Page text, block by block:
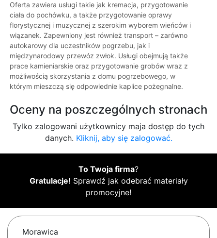
Oferta zawiera usługi takie jak kremacja, przygotowanie
ciała do pochówku, a także przygotowanie oprawy
florystycznej i muzycznej z szerokim wyborem wieńców i
wiązanek. Zapewniony jest również transport – zarówno
autokarowy dla uczestników pogrzebu, jak i
międzynarodowy przewóz zwłok. Usługi obejmują także
prace kamieniarskie oraz przygotowanie grobów wraz z
możliwością skorzystania z domu pogrzebowego, w
którym mieszczą się odpowiednie kaplice pożegnalne.
Oceny na poszczególnych stronach
Tylko zalogowani użytkownicy maja dostęp do tych
danych. Kliknij, aby się zalogować.
To Twoja firma?
Gratulacje! Sprawdź jak odebrać materiały
promocyjne!
Morawica